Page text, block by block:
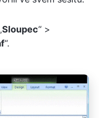
Sloupec“ >
“.